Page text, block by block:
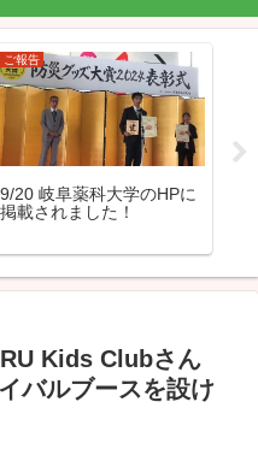
ご報告
9/20 岐阜薬科大学のHPに
掲載されました！
Kids Clubさん
バルブースを設け